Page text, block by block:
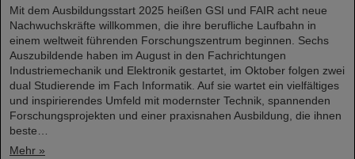
Mit dem Ausbildungsstart 2025 heißen GSI und FAIR acht neue
Nachwuchskräfte willkommen, die ihre berufliche Laufbahn in
einem weltweit führenden Forschungszentrum beginnen. Sechs
Auszubildende haben im August in den Fachrichtungen
Industriemechanik und Elektronik gestartet, im Oktober folgen zwei
dual Studierende im Fach Informatik. Auf sie wartet ein vielfältiges
und inspirierendes Umfeld mit modernster Technik, spannenden
Forschungsprojekten und einer praxisnahen Ausbildung, die ihnen
beste…
Mehr »